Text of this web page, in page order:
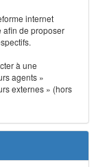
internet
afin de proposer
à une
agents »
externes » (hors